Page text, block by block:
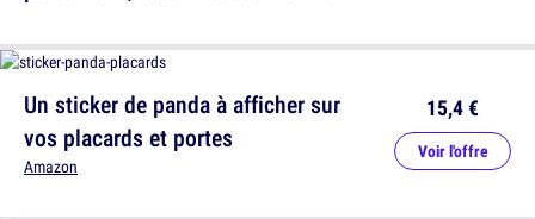
Un sticker de panda à afficher sur
vos placards et portes
Amazon
15,4 €
Voir l'offre